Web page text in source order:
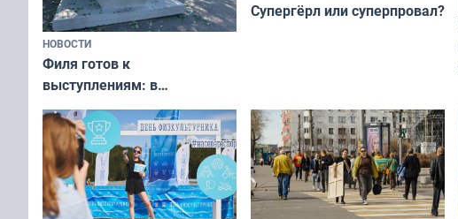
НОВОСТИ
Филя готов к
выступлениям: в
мурманском океанариуме
рассказали о состоянии
тюленей
Супергёрл или суперпровал?